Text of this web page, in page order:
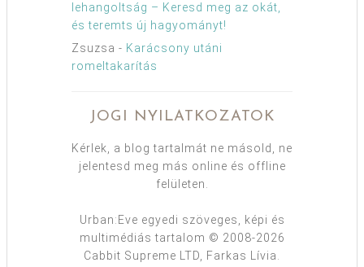
lehangoltság – Keresd meg az okát,
és teremts új hagyományt!
Zsuzsa - Karácsony utáni
romeltakarítás
JOGI NYILATKOZATOK
Kérlek, a blog tartalmát ne másold, ne
jelentesd meg más online és offline
felületen.
Urban:Eve egyedi szöveges, képi és
multimédiás tartalom © 2008-2026
Cabbit Supreme LTD, Farkas Lívia.